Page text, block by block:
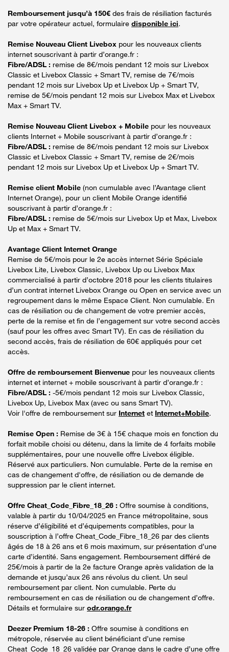
Remboursement jusqu’à 150€ des frais de résiliation facturés
par votre opérateur actuel, formulaire disponible ici.
Remise Nouveau Client Livebox pour les nouveaux clients
internet souscrivant à partir d’orange.fr :
Fibre/ADSL : remise de 8€/mois pendant 12 mois sur Livebox
Classic et Livebox Classic + Smart TV, remise de 7€/mois
pendant 12 mois sur Livebox Up et Livebox Up + Smart TV,
remise de 5€/mois pendant 12 mois sur Livebox Max et Livebox
Max + Smart TV.
Remise Nouveau Client Livebox + Mobile pour les nouveaux
clients Internet + Mobile souscrivant à partir d’orange.fr :
Fibre/ADSL : remise de 8€/mois pendant 12 mois sur Livebox
Classic et Livebox Classic + Smart TV, remise de 2€/mois
pendant 12 mois sur Livebox Up et Livebox Up + Smart TV.
Remise client Mobile (non cumulable avec l’Avantage client
Internet Orange), pour un client Mobile Orange identifié
souscrivant à partir d’orange.fr :
Fibre/ADSL : remise de 5€/mois sur Livebox Up et Max, Livebox
Up et Max + Smart TV.
Avantage Client Internet Orange
Remise de 5€/mois pour le 2e accès internet Série Spéciale
Livebox Lite, Livebox Classic, Livebox Up ou Livebox Max
commercialisé à partir d’octobre 2018 pour les clients titulaires
d’un contrat internet Livebox Orange ou Open en service avec un
regroupement dans le même Espace Client. Non cumulable. En
cas de résiliation ou de changement de votre premier accès,
perte de la remise et fin de l’engagement sur votre second accès
(sauf pour les offres avec Smart TV). En cas de résiliation du
second accès, frais de résiliation de 60€ appliqués pour cet
accès.
Offre de remboursement Bienvenue pour les nouveaux clients
internet et internet + mobile souscrivant à partir d’orange.fr :
Fibre/ADSL : -5€/mois pendant 12 mois sur Livebox Classic,
Livebox Up, Livebox Max (avec ou sans Smart TV).
Voir l'offre de remboursement sur Internet et Internet+Mobile.
Remise Open : Remise de 3€ à 15€ chaque mois en fonction du
forfait mobile choisi ou détenu, dans la limite de 4 forfaits mobile
supplémentaires, pour une nouvelle offre Livebox éligible.
Réservé aux particuliers. Non cumulable. Perte de la remise en
cas de changement d'offre, de résiliation ou de demande de
suppression par le client internet.
Offre Cheat_Code_Fibre_18_26 : Offre soumise à conditions,
valable à partir du 10/04/2025 en France métropolitaine, sous
réserve d’éligibilité et d’équipements compatibles, pour la
souscription à l’offre Cheat_Code_Fibre_18_26 par des clients
âgés de 18 à 26 ans et 6 mois maximum, sur présentation d’une
carte d’identité. Sans engagement. Remboursement différé de
25€/mois à partir de la 2e facture Orange après validation de la
demande et jusqu’aux 26 ans révolus du client. Un seul
remboursement par client. Non cumulable. Perte du
remboursement en cas de résiliation ou de changement d’offre.
Détails et formulaire sur odr.orange.fr
Deezer Premium 18-26 : Offre soumise à conditions en
métropole, réservée au client bénéficiant d’une remise
Cheat_Code_18_26 validée par Orange dans le cadre d’une offre